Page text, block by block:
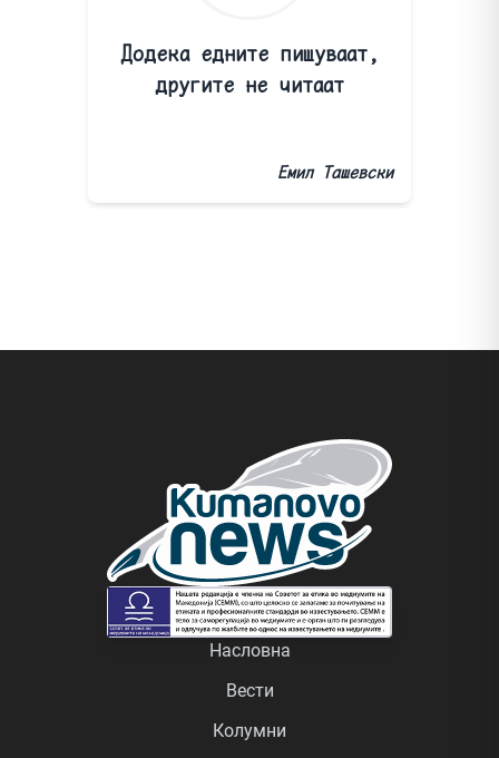
Додека едните пишуваат,
другите не читаат
Емил Ташевски
Насловна
Вести
Колумни